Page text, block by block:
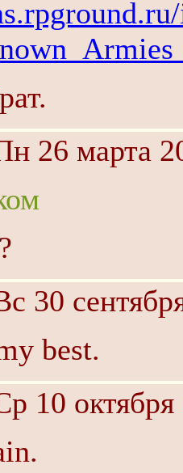
26 марта
30
best.
10